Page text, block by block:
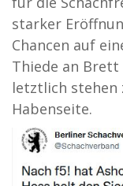
starker
Chancen auf
Thiede an
letztlich stehen
Habenseite.